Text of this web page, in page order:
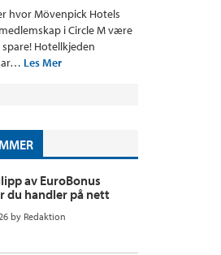
hvor Mövenpick Hotels
i Circle M være
Hotellkjeden
Les Mer
av EuroBonus
du handler på nett
by Redaktion